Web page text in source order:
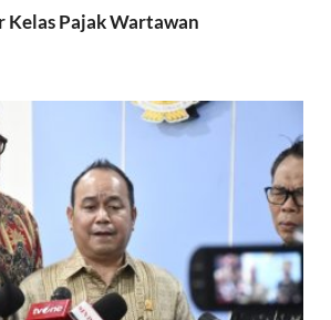
Kelas Pajak Wartawan